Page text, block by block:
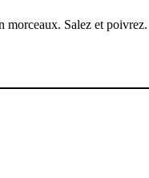
morceaux. Salez et poivrez.